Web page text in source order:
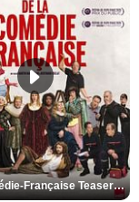
De la Comédie-Française Teaser VF